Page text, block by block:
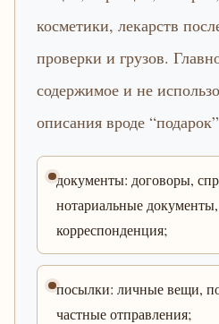
косметики, лекарств
проверки и грузов.
содержимое и не
описания вроде
документы: договоры,
нотариальные
корреспонденция;
посылки: личные вещи,
частные отправления;